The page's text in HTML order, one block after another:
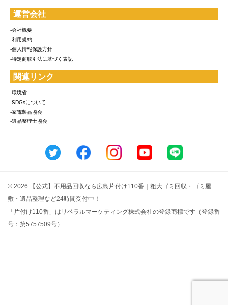
運営会社
-会社概要
-利用規約
-個人情報保護方針
-特定商取引法に基づく表記
関連リンク
-環境省
-SDGsについて
-家電製品協会
-遺品整理士協会
© 2026 【公式】不用品回収なら広島片付け110番｜粗大ゴミ回収・ゴミ屋
敷・遺品整理など24時間受付中！
「片付け110番」はリベラルマーケティング株式会社の登録商標です（登録番
号：第5757509号）